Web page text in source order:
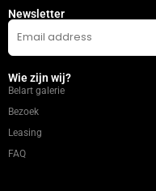
Newsletter
Wie zijn wij?
Belart galerie
Bezoek
Leasing
FAQ